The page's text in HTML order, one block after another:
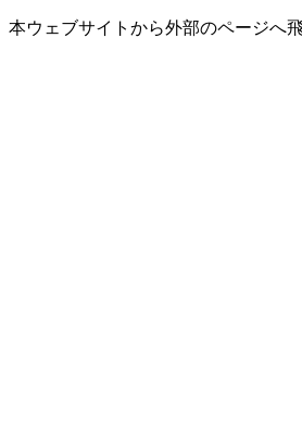
本ウェブサイトから外部のページへ